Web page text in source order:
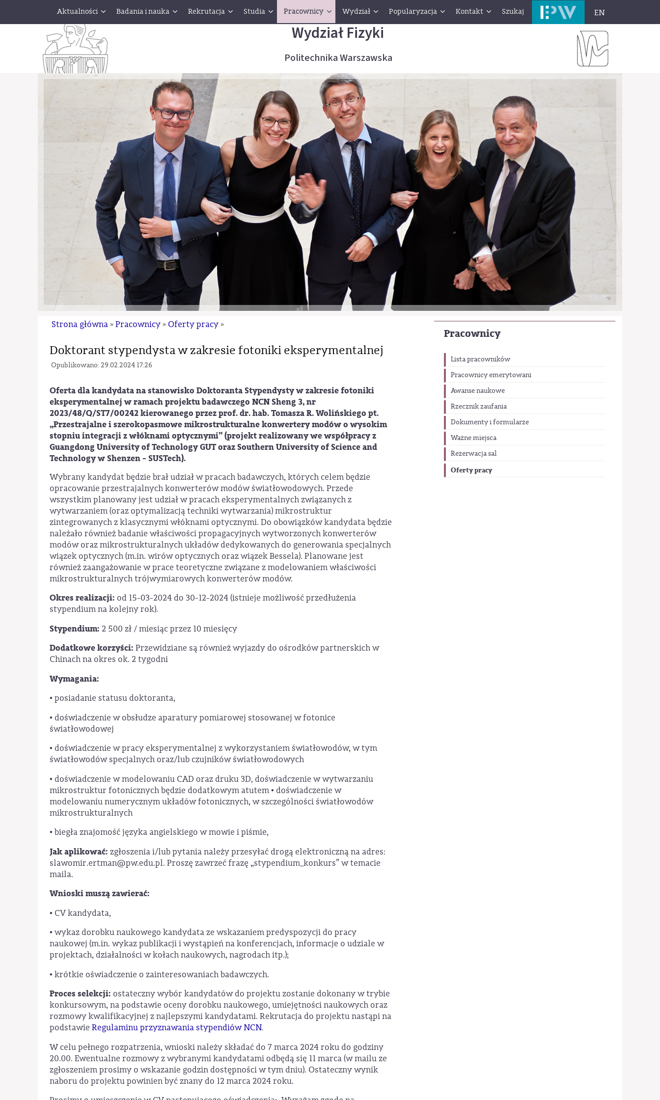
Aktualności Badania i nauka Rekrutacja Studia Pracownicy Wydział Popularyzacja Kontakt Szukaj EN
Wydział Fizyki
Politechnika Warszawska
Pracownicy
Lista pracowników
Pracownicy emerytowani
Awanse naukowe
Rzecznik zaufania
Dokumenty i formularze
Ważne miejsca
Rezerwacja sal
Oferty pracy
Strona główna » Pracownicy » Oferty pracy »
Doktorant stypendysta w zakresie fotoniki eksperymentalnej
Opublikowano: 29.02.2024 17:26
Oferta dla kandydata na stanowisko Doktoranta Stypendysty w zakresie fotoniki
eksperymentalnej w ramach projektu badawczego NCN Sheng 3, nr
2023/48/Q/ST7/00242 kierowanego przez prof. dr. hab. Tomasza R. Wolińskiego pt.
„Przestrajalne i szerokopasmowe mikrostrukturalne konwertery modów o wysokim
stopniu integracji z włóknami optycznymi” (projekt realizowany we współpracy z
Guangdong University of Technology GUT oraz Southern University of Science and
Technology w Shenzen - SUSTech).
Wybrany kandydat będzie brał udział w pracach badawczych, których celem będzie
opracowanie przestrajalnych konwerterów modów światłowodowych. Przede
wszystkim planowany jest udział w pracach eksperymentalnych związanych z
wytwarzaniem (oraz optymalizacją techniki wytwarzania) mikrostruktur
zintegrowanych z klasycznymi włóknami optycznymi. Do obowiązków kandydata będzie
należało również badanie właściwości propagacyjnych wytworzonych konwerterów
modów oraz mikrostrukturalnych układów dedykowanych do generowania specjalnych
wiązek optycznych (m.in. wirów optycznych oraz wiązek Bessela). Planowane jest
również zaangażowanie w prace teoretyczne związane z modelowaniem właściwości
mikrostrukturalnych trójwymiarowych konwerterów modów.
Okres realizacji: od 15-03-2024 do 30-12-2024 (istnieje możliwość przedłużenia
stypendium na kolejny rok).
Stypendium: 2 500 zł / miesiąc przez 10 miesięcy
Dodatkowe korzyści: Przewidziane są również wyjazdy do ośrodków partnerskich w
Chinach na okres ok. 2 tygodni
Wymagania:
• posiadanie statusu doktoranta,
• doświadczenie w obsłudze aparatury pomiarowej stosowanej w fotonice
światłowodowej
• doświadczenie w pracy eksperymentalnej z wykorzystaniem światłowodów, w tym
światłowodów specjalnych oraz/lub czujników światłowodowych
• doświadczenie w modelowaniu CAD oraz druku 3D, doświadczenie w wytwarzaniu
mikrostruktur fotonicznych będzie dodatkowym atutem • doświadczenie w
modelowaniu numerycznym układów fotonicznych, w szczególności światłowodów
mikrostrukturalnych
• biegła znajomość języka angielskiego w mowie i piśmie,
Jak aplikować: zgłoszenia i/lub pytania należy przesyłać drogą elektroniczną na adres:
slawomir.ertman@pw.edu.pl. Proszę zawrzeć frazę „stypendium_konkurs” w temacie
maila.
Wnioski muszą zawierać:
• CV kandydata,
• wykaz dorobku naukowego kandydata ze wskazaniem predyspozycji do pracy
naukowej (m.in. wykaz publikacji i wystąpień na konferencjach, informacje o udziale w
projektach, działalności w kołach naukowych, nagrodach itp.);
• krótkie oświadczenie o zainteresowaniach badawczych.
Proces selekcji: ostateczny wybór kandydatów do projektu zostanie dokonany w trybie
konkursowym, na podstawie oceny dorobku naukowego, umiejętności naukowych oraz
rozmowy kwalifikacyjnej z najlepszymi kandydatami. Rekrutacja do projektu nastąpi na
podstawieRegulaminu przyznawania stypendiów NCN.
W celu pełnego rozpatrzenia, wnioski należy składać do 7 marca 2024 roku do godziny
20.00. Ewentualne rozmowy z wybranymi kandydatami odbędą się 11 marca (w mailu ze
zgłoszeniem prosimy o wskazanie godzin dostępności w tym dniu). Ostateczny wynik
naboru do projektu powinien być znany do 12 marca 2024 roku.